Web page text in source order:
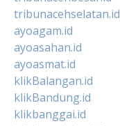
tribunacehselatan.id
ayoagam.id
ayoasahan.id
ayoasmat.id
klikBalangan.id
klikBandung.id
klikbanggai.id